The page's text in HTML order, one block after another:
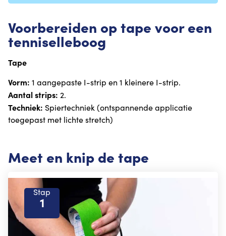
Voorbereiden op tape voor een
tenniselleboog
Tape
Vorm: 1 aangepaste I-strip en 1 kleinere I-strip.
Aantal strips: 2.
Techniek: Spiertechniek (ontspannende applicatie
toegepast met lichte stretch)
Meet en knip de tape
Stap
1